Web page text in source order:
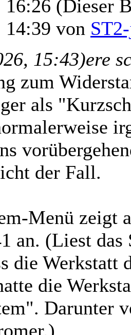
16:26 (Dieser
14:39 von
15:43)ere
zum
als
der Fall.
Menü zeigt
an. (Liest das
die Werkstatt
die
Darunter